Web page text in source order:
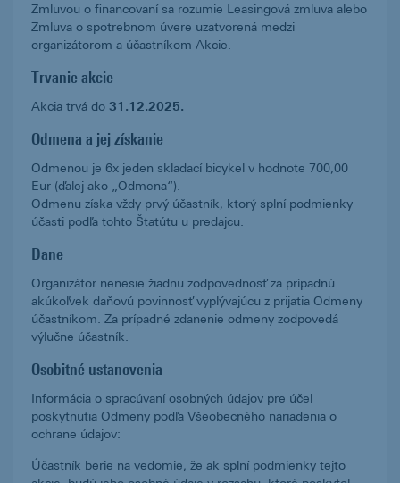
Zmluvou o financovaní sa rozumie Leasingová zmluva alebo
Zmluva o spotrebnom úvere uzatvorená medzi
organizátorom a účastníkom Akcie.
Trvanie akcie
Akcia trvá do 31.12.2025.
Odmena a jej získanie
Odmenou je 6x jeden skladací bicykel v hodnote 700,00
Eur (ďalej ako „Odmena“).
Odmenu získa vždy prvý účastník, ktorý splní podmienky
účasti podľa tohto Štatútu u predajcu.
Dane
Organizátor nenesie žiadnu zodpovednosť za prípadnú
akúkoľvek daňovú povinnosť vyplývajúcu z prijatia Odmeny
účastníkom. Za prípadné zdanenie odmeny zodpovedá
výlučne účastník.
Osobitné ustanovenia
Informácia o spracúvaní osobných údajov pre účel
poskytnutia Odmeny podľa Všeobecného nariadenia o
ochrane údajov:
Účastník berie na vedomie, že ak splní podmienky tejto